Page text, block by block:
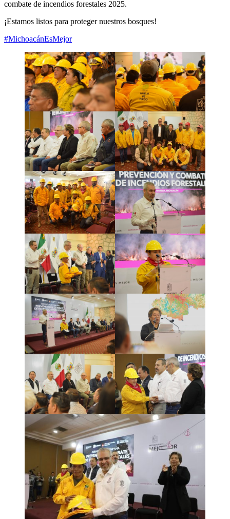
combate de incendios forestales 2025.
¡Estamos listos para proteger nuestros bosques!
#MichoacánEsMejor